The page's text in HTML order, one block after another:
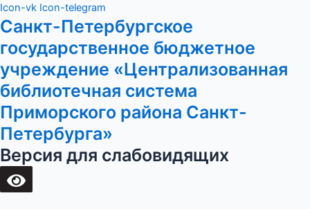
Перейти
к
Icon-vk Icon-telegram
Санкт-Петербургское
государственное бюджетное
учреждение «Централизованная
библиотечная система
Приморского района Санкт-
Петербурга»
Версия для слабовидящих
Main
Menu